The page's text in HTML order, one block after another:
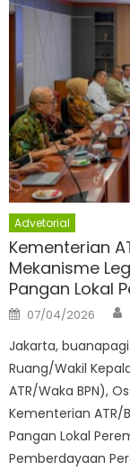
Advetorial
Kementerian
Mekanisme
Pangan Lokal
Posted
on
07/04/2026
Jakarta,
Ruang/Wakil
ATR/Waka BPN),
Kementerian ATR/
Pangan Lokal
Pemberdayaan